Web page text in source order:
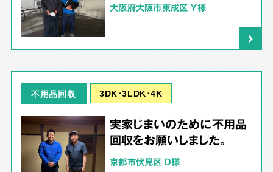
大阪府大阪市東成区 Y様
不用品回収 3DK･3LDK･4K
実家じまいのために不用品
回収をお願いしました。
京都市伏見区 D様